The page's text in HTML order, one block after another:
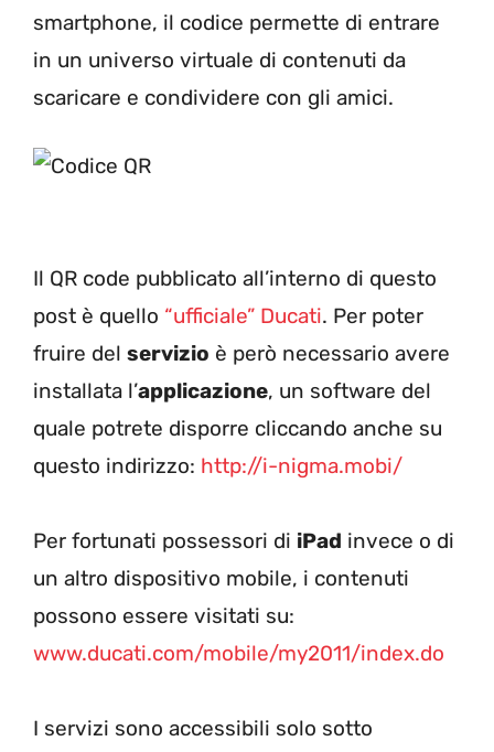
smartphone, il codice permette di entrare
in un universo virtuale di contenuti da
scaricare e condividere con gli amici.
Il QR code pubblicato all’interno di questo
post è quello “ufficiale” Ducati. Per poter
fruire del servizio è però necessario avere
installata l’applicazione, un software del
quale potrete disporre cliccando anche su
questo indirizzo: http://i-nigma.mobi/
Per fortunati possessori di iPad invece o di
un altro dispositivo mobile, i contenuti
possono essere visitati su:
www.ducati.com/mobile/my2011/index.do
I servizi sono accessibili solo sotto